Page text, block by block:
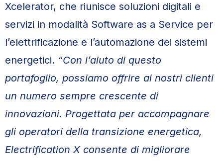
Xcelerator, che riunisce soluzioni digitali e
servizi in modalità Software as a Service per
l’elettrificazione e l’automazione dei sistemi
energetici. “Con l’aiuto di questo
portafoglio, possiamo offrire ai nostri clienti
un numero sempre crescente di
innovazioni. Progettata per accompagnare
gli operatori della transizione energetica,
Electrification X consente di migliorare